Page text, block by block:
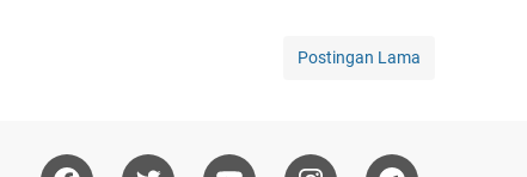
Postingan Lama